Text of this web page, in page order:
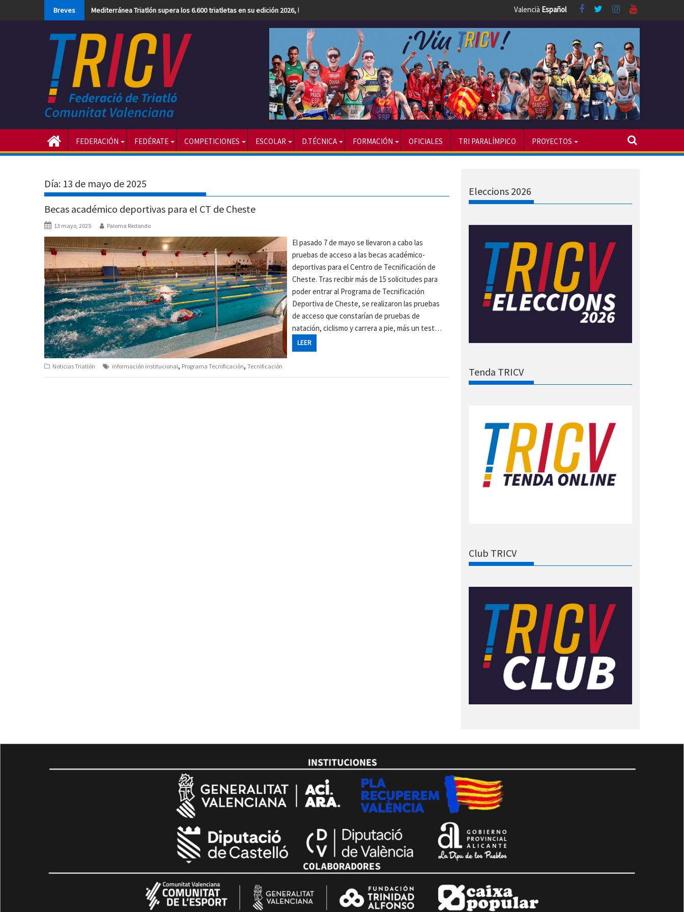
Breves Mediterránea Triatlón supera los 6.600 triatletas en su edición 2026, la más numerosa hasta la fecha Valencià Español
FEDERACIÓN FEDÉRATE COMPETICIONES ESCOLAR D.TÉCNICA FORMACIÓN OFICIALES TRI PARALÍMPICO PROYECTOS
Día: 13 de mayo de 2025
Becas académico deportivas para el CT de Cheste
13 mayo, 2025 Paloma Redondo
El pasado 7 de mayo se llevaron a cabo las
pruebas de acceso a las becas académico-
deportivas para el Centro de Tecnificación de
Cheste. Tras recibir más de 15 solicitudes para
poder entrar al Programa de Tecnificación
Deportiva de Cheste, se realizaron las pruebas
de acceso que constarían de pruebas de
natación, ciclismo y carrera a pie, más un test…
LEER
Noticias Triatlón información institucional, Programa Tecnificación, Tecnificación
Eleccions 2026
Tenda TRICV
Club TRICV